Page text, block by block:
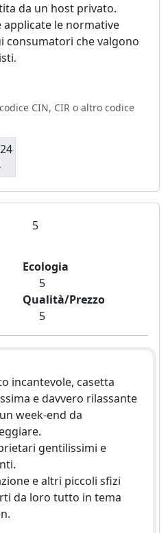
da un host privato.
le normative
consumatori che valgono
CIN, CIR o altro codice
5
Ecologia
5
Qualità/Prezzo
5
incantevole, casetta
e davvero rilassante
week-end da
gentilissimi e
e altri piccoli sfizi
da loro tutto in tema